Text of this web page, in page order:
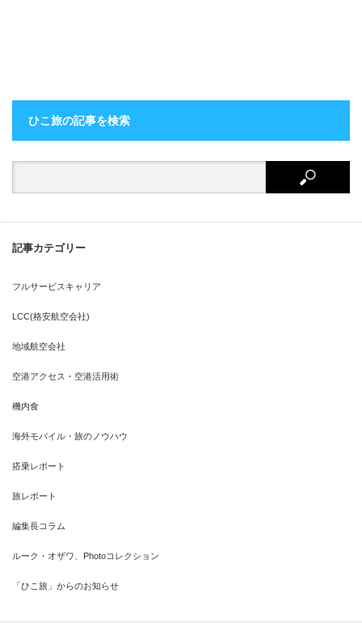
ひこ旅の記事を検索
記事カテゴリー
フルサービスキャリア
LCC(格安航空会社)
地域航空会社
空港アクセス・空港活用術
機内食
海外モバイル・旅のノウハウ
搭乗レポート
旅レポート
編集長コラム
ルーク・オザワ、Photoコレクション
「ひこ旅」からのお知らせ